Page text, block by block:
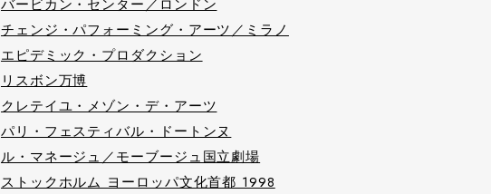
バービカン・センター／ロンドン
チェンジ・パフォーミング・アーツ／ミラノ
エピデミック・プロダクション
リスボン万博
クレテイユ・メゾン・デ・アーツ
パリ・フェスティバル・ドートンヌ
ル・マネージュ／モーブージュ国立劇場
ストックホルム ヨーロッパ文化首都 1998